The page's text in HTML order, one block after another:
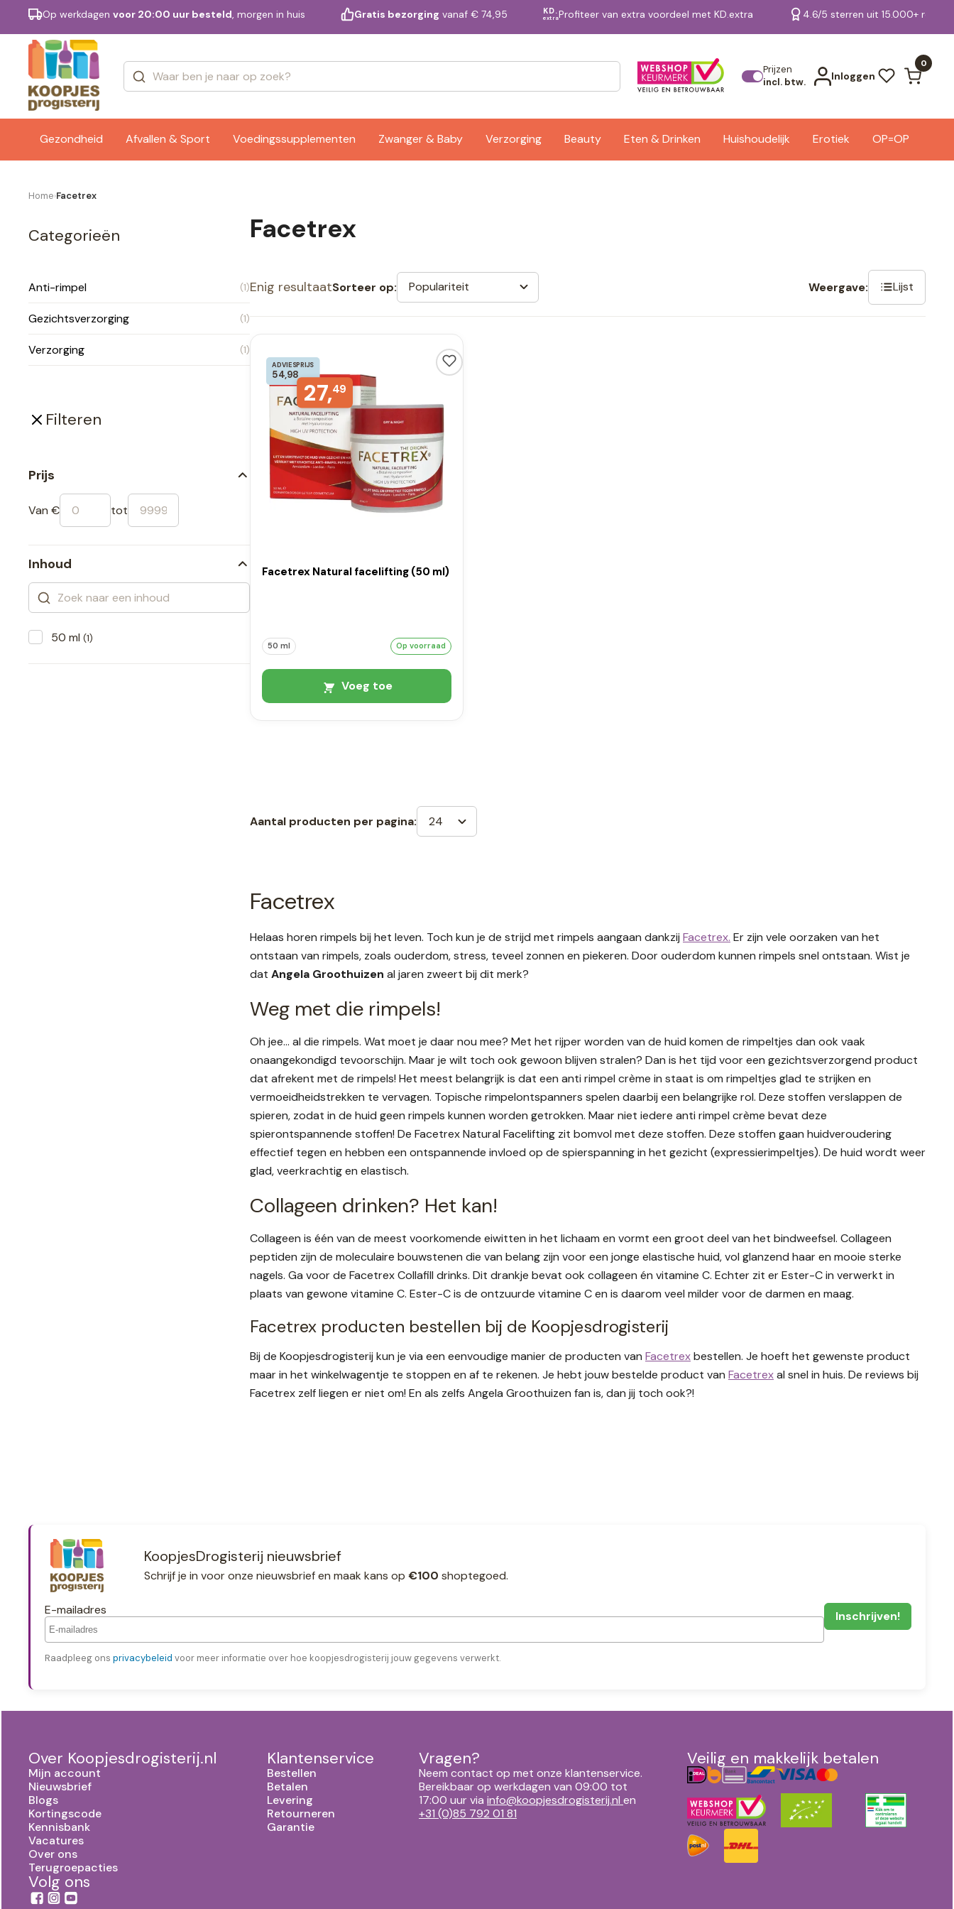
Op werkdagen voor 20:00 uur besteld, morgen in huis Gratis bezorging vanaf € 74,95 KD.
extraProfiteer van extra voordeel met KD.extra 4.6/5 sterren uit 15.000+
Prijzen
incl. btw.
Inloggen
0
Gezondheid Afvallen & Sport Voedingssupplementen Zwanger & Baby Verzorging Beauty Eten & Drinken Huishoudelijk Erotiek OP=OP
Merken Bekijk alle resultaten
Home›Facetrex
Categorieën
Anti-rimpel (1)
Gezichtsverzorging (1)
Verzorging (1)
Filteren
Prijs
Van € tot
Inhoud
50 ml (1)
Facetrex
Enig resultaatSorteer op: Populariteit Weergave: Lijst
ADVIESPRIJS
54,98
27,49
Facetrex Natural facelifting (50 ml)
50 ml Op voorraad
Voeg toe
Aantal producten per pagina: 24
Facetrex
Helaas horen rimpels bij het leven. Toch kun je de strijd met rimpels aangaan dankzij Facetrex. Er zijn vele oorzaken van het
ontstaan van rimpels, zoals ouderdom, stress, teveel zonnen en piekeren. Door ouderdom kunnen rimpels snel ontstaan. Wist je
dat Angela Groothuizen al jaren zweert bij dit merk?
Weg met die rimpels!
Oh jee… al die rimpels. Wat moet je daar nou mee? Met het rijper worden van de huid komen de rimpeltjes dan ook vaak
onaangekondigd tevoorschijn. Maar je wilt toch ook gewoon blijven stralen? Dan is het tijd voor een gezichtsverzorgend product
dat afrekent met de rimpels! Het meest belangrijk is dat een anti rimpel crème in staat is om rimpeltjes glad te strijken en
vermoeidheidstrekken te vervagen. Topische rimpelontspanners spelen daarbij een belangrijke rol. Deze stoffen verslappen de
spieren, zodat in de huid geen rimpels kunnen worden getrokken. Maar niet iedere anti rimpel crème bevat deze
spierontspannende stoffen! De Facetrex Natural Facelifting zit bomvol met deze stoffen. Deze stoffen gaan huidveroudering
effectief tegen en hebben een ontspannende invloed op de spierspanning in het gezicht (expressierimpeltjes). De huid wordt weer
glad, veerkrachtig en elastisch.
Collageen drinken? Het kan!
Collageen is één van de meest voorkomende eiwitten in het lichaam en vormt een groot deel van het bindweefsel. Collageen
peptiden zijn de moleculaire bouwstenen die van belang zijn voor een jonge elastische huid, vol glanzend haar en mooie sterke
nagels. Ga voor de Facetrex Collafill drinks. Dit drankje bevat ook collageen én vitamine C. Echter zit er Ester-C in verwerkt in
plaats van gewone vitamine C. Ester-C is de ontzuurde vitamine C en is daarom veel milder voor de darmen en maag.
Facetrex producten bestellen bij de Koopjesdrogisterij
Bij de Koopjesdrogisterij kun je via een eenvoudige manier de producten van Facetrexbestellen. Je hoeft het gewenste product
maar in het winkelwagentje te stoppen en af te rekenen. Je hebt jouw bestelde product van Facetrexal snel in huis. De reviews bij
Facetrex zelf liegen er niet om! En als zelfs Angela Groothuizen fan is, dan jij toch ook?!
KoopjesDrogisterij nieuwsbrief
Schrijf je in voor onze nieuwsbrief en maak kans op €100 shoptegoed.
E-mailadres
Raadpleeg ons privacybeleid voor meer informatie over hoe koopjesdrogisterij jouw gegevens verwerkt.
Over Koopjesdrogisterij.nl
Mijn account
Nieuwsbrief
Blogs
Kortingscode
Kennisbank
Vacatures
Over ons
Terugroepacties
Volg ons
Klantenservice
Bestellen
Betalen
Levering
Retourneren
Garantie
Vragen?
Neem contact op met onze klantenservice.
Bereikbaar op werkdagen van 09:00 tot
17:00 uur via info@koopjesdrogisterij.nl en
+31 (0)85 792 01 81
Veilig en makkelijk betalen